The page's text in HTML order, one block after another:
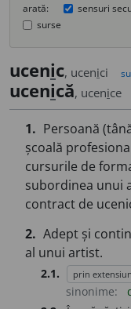
arată: sensuri
surse
ucenic, ucenici
ucenică, ucenice
1. Persoană
școală
cursurile de
subordinea unui
contract de
2. Adept și
al unui artist.
2.1. prin
sinonime: